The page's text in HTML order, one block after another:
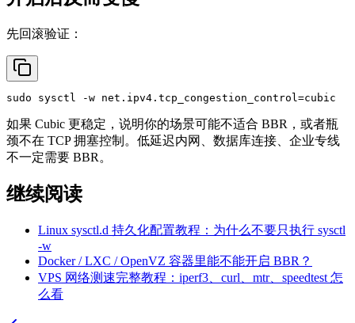
先回滚验证：
sudo
如果 Cubic 更稳定，说明你的场景可能不适合 BBR，或者瓶
颈不在 TCP 拥塞控制。低延迟内网、数据库连接、企业专线
不一定需要 BBR。
继续阅读
Linux sysctl.d 持久化配置教程：为什么不要只执行 sysctl
-w
Docker / LXC / OpenVZ 容器里能不能开启 BBR？
VPS 网络测速完整教程：iperf3、curl、mtr、speedtest 怎
么看